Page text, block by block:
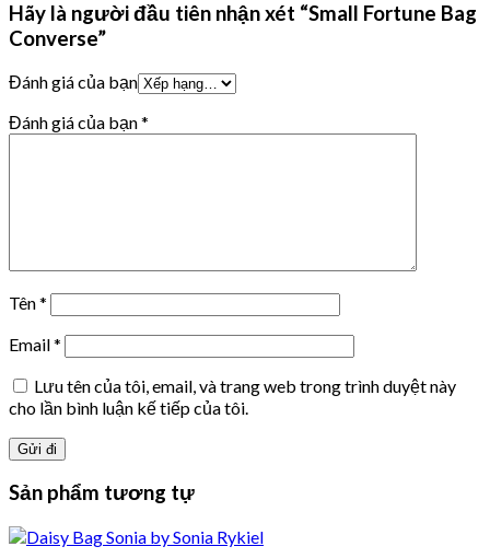
Hãy là người đầu tiên nhận xét “Small Fortune Bag
Converse”
Đánh giá của bạn
Đánh giá của bạn*
Tên*
Email*
Lưu tên của tôi, email, và trang web trong trình duyệt này
cho lần bình luận kế tiếp của tôi.
Sản phẩm tương tự